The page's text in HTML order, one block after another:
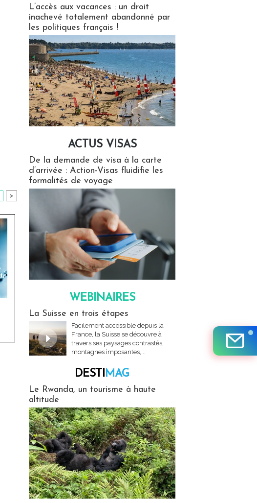
>
L’accès aux vacances : un droit
inachevé totalement abandonné par
les politiques français !
ACTUS VISAS
De la demande de visa à la carte
d’arrivée : Action-Visas fluidifie les
formalités de voyage
WEBINAIRES
La Suisse en trois étapes
Facilement accessible depuis la
France, la Suisse se découvre à
travers ses paysages contrastés,
montagnes imposantes,...
DESTIMAG
Le Rwanda, un tourisme à haute
altitude